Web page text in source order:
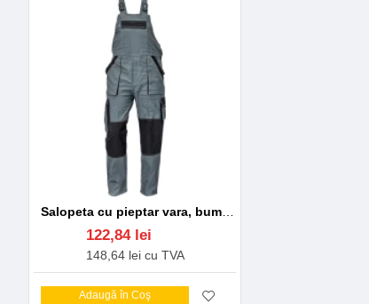
122,84 lei
148,64 lei cu TVA
Adaugă în Coş